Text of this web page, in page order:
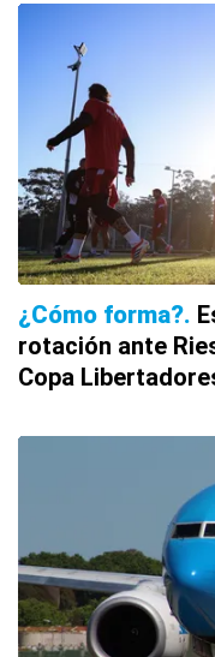
¿Cómo forma?
rotación ante
Copa